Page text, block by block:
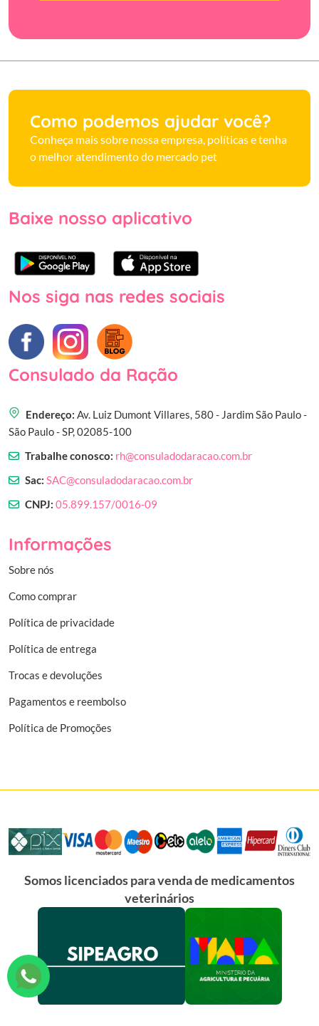
Como podemos ajudar você?
Conheça mais sobre nossa empresa, políticas e tenha
o melhor atendimento do mercado pet
Baixe nosso aplicativo
Nos siga nas redes sociais
Consulado da Ração
Endereço: Av. Luiz Dumont Villares, 580 - Jardim São Paulo -
São Paulo - SP, 02085-100
Trabalhe conosco: rh@consuladodaracao.com.br
Sac: SAC@consuladodaracao.com.br
CNPJ: 05.899.157/0016-09
Informações
Sobre nós
Como comprar
Política de privacidade
Política de entrega
Trocas e devoluções
Pagamentos e reembolso
Política de Promoções
Somos licenciados para venda de medicamentos
veterinários